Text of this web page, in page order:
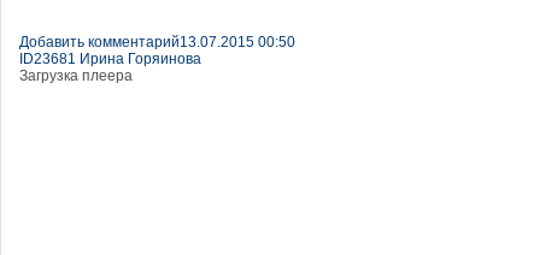
Добавить комментарий13.07.2015 00:50
ID23681 Ирина Горяинова
Загрузка плеера